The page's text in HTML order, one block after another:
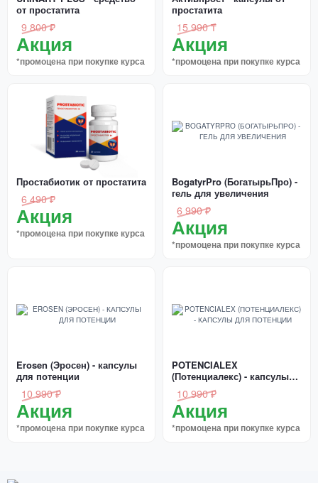
от простатита
9 800 ₽
Акция
*промоцена при покупке курса
простатита
15 990 ₸
Акция
*промоцена при покупке курса
Простабиотик от простатита
6 490 ₽
Акция
*промоцена при покупке курса
BogatyrPro (БогатырьПро) -
гель для увеличения
6 990 ₽
Акция
*промоцена при покупке курса
Erosen (Эросен) - капсулы
для потенции
10 990 ₽
Акция
*промоцена при покупке курса
POTENCIALEX
(Потенциалекс) - капсулы
для потенции
10 990 ₽
Акция
*промоцена при покупке курса